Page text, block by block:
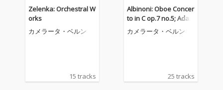
Zelenka: Orchestral W
orks
カメラータ・ベルン
15 tracks
Albinoni: Oboe Concer
to in C op.7 no.5; Adagi
o in G minor for string
s and organ
カメラータ・ベルン
25 tracks